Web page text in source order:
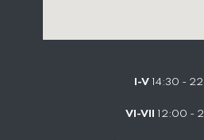
I-V14:30 -
VI-VII 12:00 -